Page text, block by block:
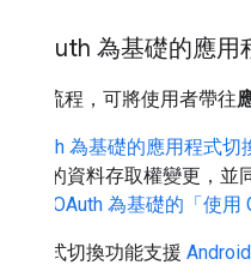
以 OAuth 為基礎的應
OAuth 流程，可將使用者帶往
以 OAuth 為基礎的應用程式切
看建議的資料存取權變更，
以 OAuth 為基礎的「使用
應用程式切換功能支援 Android